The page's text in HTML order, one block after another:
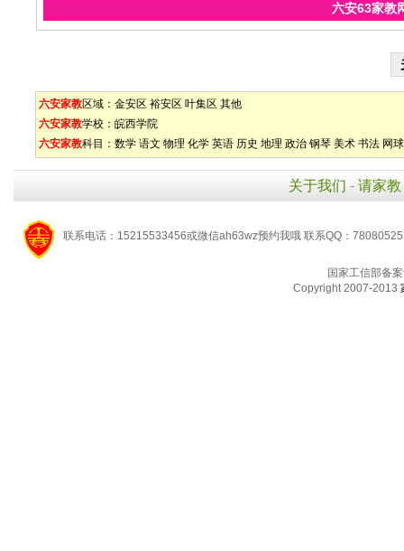
六安63家教
六安家教区域： 金安区 裕安区 叶集区 其他
六安家教学校： 皖西学院
六安家教科目： 数学 语文 物理 化学 英语 历史 地理 政治 钢琴 美术 书法 网球
关于我们 - 请家教
联系电话：15215533456或微信ah63wz预约我哦 联系QQ：
国家工信部备
Copyright 2007-2013